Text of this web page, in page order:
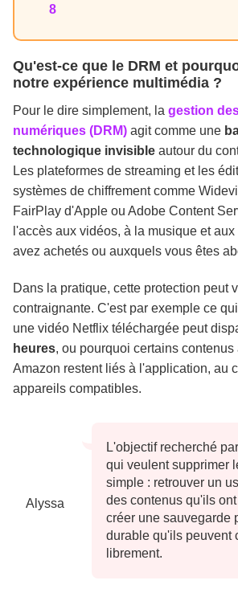
8
Qu'est-ce que le DRM et
notre expérience multimédia ?
Pour le dire simplement, la gestion
numériques (DRM) agit comme une
technologique invisible autour du
Les plateformes de streaming et les
systèmes de chiffrement comme
FairPlay d'Apple ou Adobe Content
l'accès aux vidéos, à la musique et
avez achetés ou auxquels vous êtes
Dans la pratique, cette protection peut
contraignante. C'est par exemple ce
une vidéo Netflix téléchargée peut
heures, ou pourquoi certains contenus
Amazon restent liés à l'application, au
appareils compatibles.
Alyssa
L'objectif recherché
qui veulent supprimer
simple : retrouver un
des contenus qu'ils
créer une sauvegarde
durable qu'ils peuvent
librement.